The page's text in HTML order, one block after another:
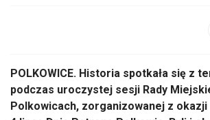
POLKOWICE. Historia spotkała się z
podczas uroczystej sesji Rady
Polkowicach, zorganizowanej z